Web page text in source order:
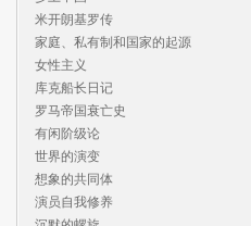
米开朗基罗传
家庭、私有制和国家的起源
女性主义
库克船长日记
罗马帝国衰亡史
有闲阶级论
世界的演变
想象的共同体
演员自我修养